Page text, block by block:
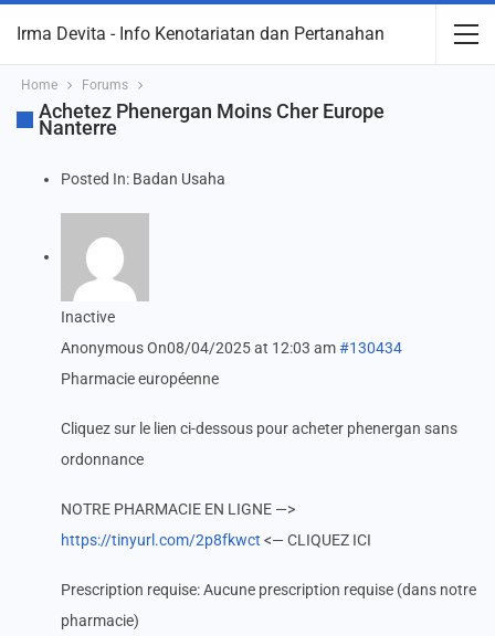
Irma Devita - Info Kenotariatan dan Pertanahan
Home Forums
Achetez Phenergan Moins Cher Europe
Nanterre
Posted In: Badan Usaha
Inactive
AnonymousOn08/04/2025 at 12:03 am#130434
Pharmacie européenne
Cliquez sur le lien ci-dessous pour acheter phenergan sans
ordonnance
NOTRE PHARMACIE EN LIGNE —>
https://tinyurl.com/2p8fkwct <— CLIQUEZ ICI
Prescription requise: Aucune prescription requise (dans notre
pharmacie)